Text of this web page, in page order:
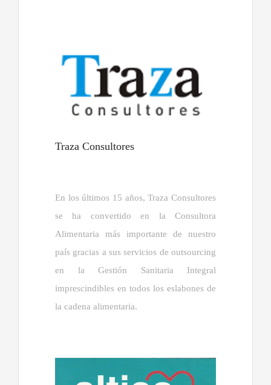
Traza Consultores
En los últimos 15 años, Traza Consultores
se ha convertido en la Consultora
Alimentaria más importante de nuestro
país gracias a sus servicios de outsourcing
en la Gestión Sanitaria Integral
imprescindibles en todos los eslabones de
la cadena alimentaria.